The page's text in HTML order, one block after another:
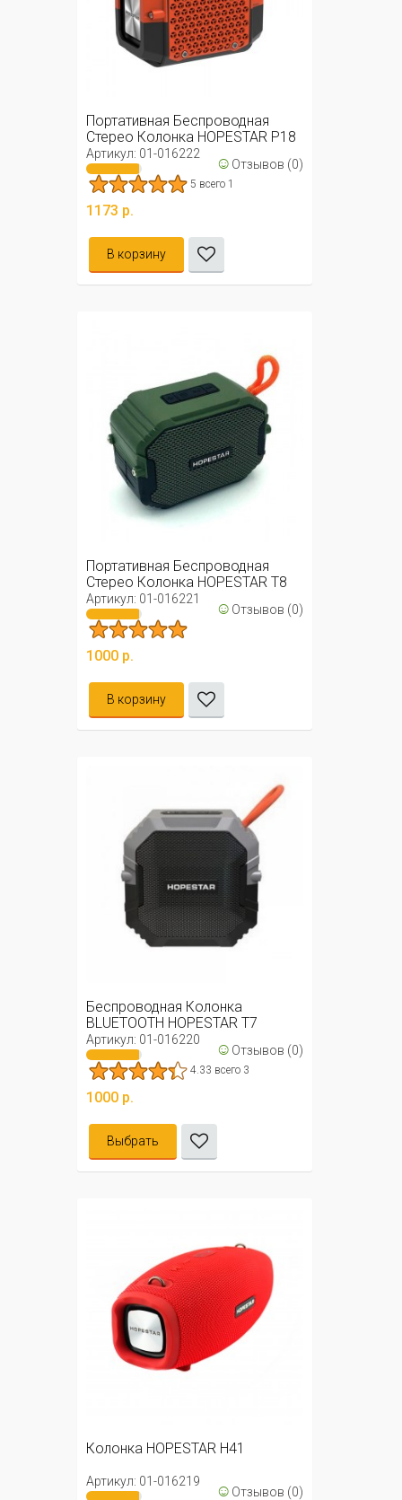
Портативная Беспроводная
Стерео Колонка HOPESTAR P18
Артикул: 01-016222 ☺ Отзывов (0)
5 всего 1
1173 р.
В корзину
Портативная Беспроводная
Стерео Колонка HOPESTAR T8
Артикул: 01-016221 ☺ Отзывов (0)
1000 р.
В корзину
Беспроводная Колонка
BLUETOOTH HOPESTAR T7
Артикул: 01-016220 ☺ Отзывов (0)
4.33 всего 3
1000 р.
Выбрать
Колонка HOPESTAR H41
Артикул: 01-016219 ☺ Отзывов (0)